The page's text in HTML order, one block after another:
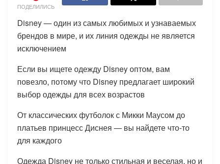
ПОДЕЛИЛИСЬ
Disney — один из самых любимых и узнаваемых
брендов в мире, и их линия одежды не является
исключением
Если вы ищете одежду Disney оптом, вам
повезло, потому что Disney предлагает широкий
выбор одежды для всех возрастов
От классических футболок с Микки Маусом до
платьев принцесс Диснея — вы найдете что-то
для каждого
Одежда Disney не только стильная и веселая, но и